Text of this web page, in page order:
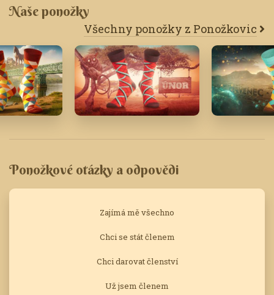
Naše ponožky
Všechny ponožky z Ponožkovic
Ponožkové otázky a odpovědi
Zajímá mě všechno
Chci se stát členem
Chci darovat členství
Už jsem členem